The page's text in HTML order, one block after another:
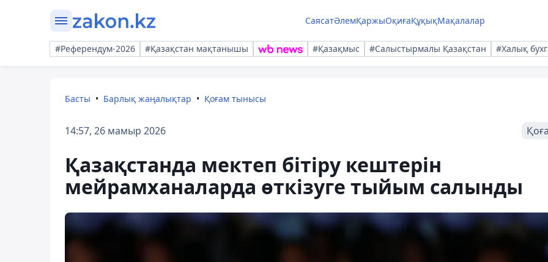
СаясатӘлемҚаржыОқиғаҚұқықМақалалар
#Референдум-2026 #Қазақстан мақтанышы #Қазақмыс #Салыстырмалы Қазақстан #Халық
Басты Барлық жаңалықтар Қоғам тынысы
14:57, 26 мамыр 2026
Қазақстанда мектеп бітіру кештерін
мейрамханаларда өткізуге тыйым салынды